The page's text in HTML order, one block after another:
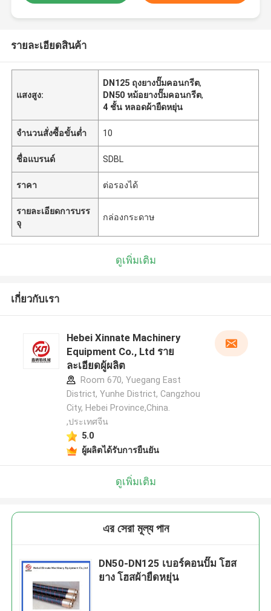
รายละเอียดสินค้า
แสงสูง:
DN125 ถุงยางปั๊มคอนกรีต,
DN50 หม้อยางปั๊มคอนกรีต,
4 ชั้น หลอดผ้ายืดหยุ่น
จำนวนสั่งซื้อขั้นต่ำ 10
ชื่อแบรนด์ SDBL
ราคา ต่อรองได้
รายละเอียดการบรร
จุ
กล่องกระดาษ
ดูเพิ่มเติม
เกี่ยวกับเรา
Hebei Xinnate Machinery
Equipment Co., Ltd ราย
ละเอียดผู้ผลิต
Room 670, Yuegang East
District, Yunhe District, Cangzhou
City, Hebei Province,China.
,ประเทศจีน
5.0
ผู้ผลิตได้รับการยืนยัน
ดูเพิ่มเติม
এর সেরা মূল্য পান
DN50-DN125 เบอร์คอนปั๊ม โฮส
ยาง โฮสผ้ายืดหยุ่น